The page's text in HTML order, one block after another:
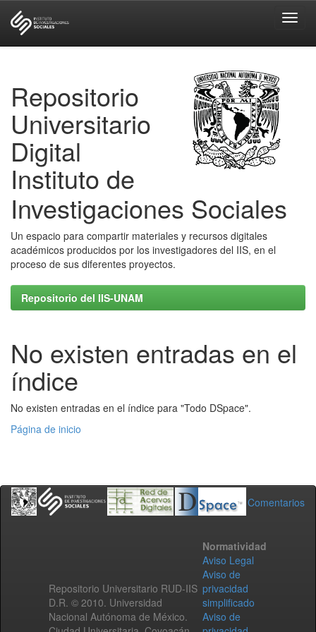
Repositorio
Universitario
Digital
Instituto de
Investigaciones Sociales
Un espacio para compartir materiales y recursos digitales
académicos producidos por los investigadores del IIS, en el
proceso de sus diferentes proyectos.
Repositorio del IIS-UNAM
No existen entradas en el
índice
No existen entradas en el índice para "Todo DSpace".
Página de inicio
Comentarios
Repositorio Universitario RUD-IIS
D.R. © 2010. Universidad
Nacional Autónoma de México.
Normatividad
Aviso Legal
Aviso de
privacidad
simplificado
Aviso de